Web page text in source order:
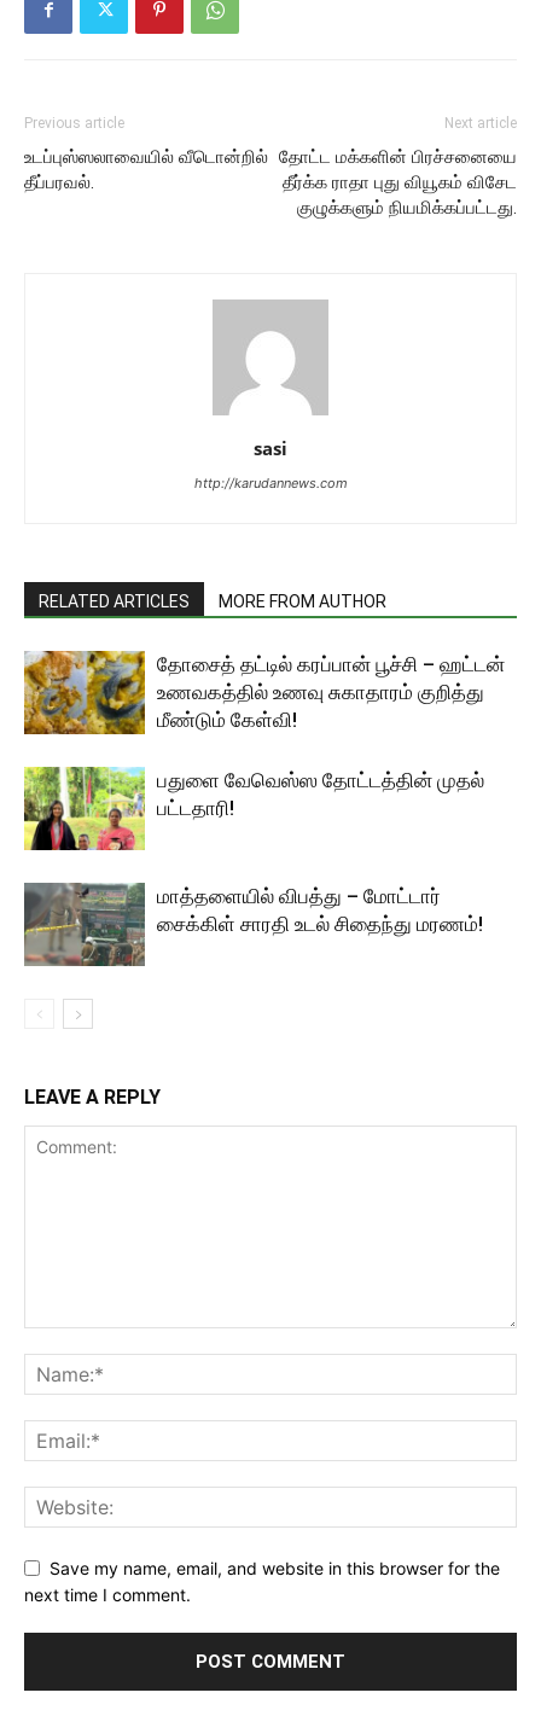
Previous article
உடப்புஸ்ஸலாவையில் வீடொன்றில்
தீப்பரவல்.
Next article
தோட்ட மக்களின் பிரச்சனையை
தீர்க்க ராதா புது வியூகம் விசேட
குழுக்களும் நியமிக்கப்பட்டது.
sasi
http://karudannews.com
RELATED ARTICLES MORE FROM AUTHOR
தோசைத் தட்டில் கரப்பான் பூச்சி – ஹட்டன்
உணவகத்தில் உணவு சுகாதாரம் குறித்து
மீண்டும் கேள்வி!
பதுளை வேவெஸ்ஸ தோட்டத்தின் முதல்
பட்டதாரி!
மாத்தளையில் விபத்து – மோட்டார்
சைக்கிள் சாரதி உடல் சிதைந்து மரணம்!
LEAVE A REPLY
Save my name, email, and website in this browser for the
next time I comment.